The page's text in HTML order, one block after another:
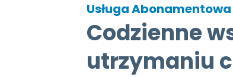
Usługa Abonamentowa
Codzienne
utrzymaniu